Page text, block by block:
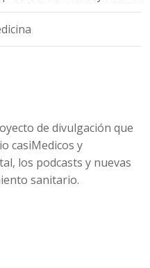
de divulgación que
casiMedicos y
los podcasts y nuevas
sanitario.